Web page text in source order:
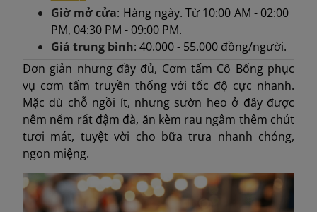
Giờ mở cửa: Hàng ngày. Từ 10:00 AM - 02:00
PM, 04:30 PM - 09:00 PM.
Giá trung bình: 40.000 - 55.000 đồng/người.
Đơn giản nhưng đầy đủ, Cơm tấm Cô Bống phục
vụ cơm tấm truyền thống với tốc độ cực nhanh.
Mặc dù chỗ ngồi ít, nhưng sườn heo ở đây được
nêm nếm rất đậm đà, ăn kèm rau ngâm thêm chút
tươi mát, tuyệt vời cho bữa trưa nhanh chóng,
ngon miệng.